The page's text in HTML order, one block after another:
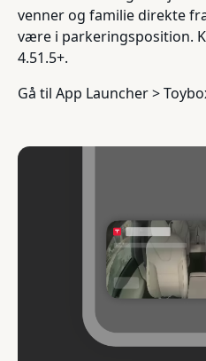
venner og familie direkte
være i parkeringsposition.
4.51.5+.
Gå til App Launcher >